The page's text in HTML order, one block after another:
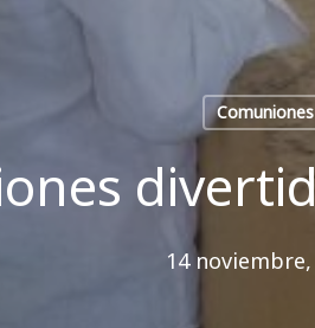
Comuniones
14 noviembre,